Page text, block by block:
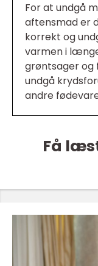
For at undgå
aftensmad er
korrekt og
varmen i
grøntsager og
undgå
andre
Få